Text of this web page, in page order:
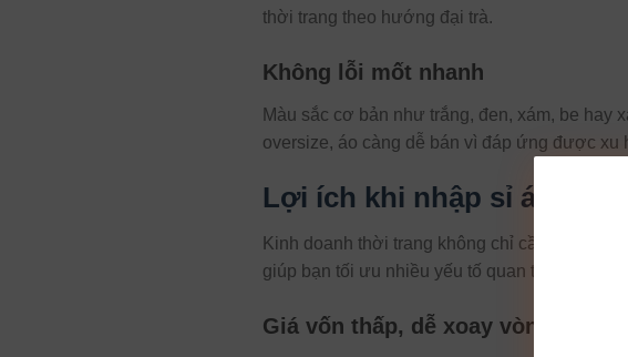
thời trang theo hướng đại trà.
Không lỗi mốt nhanh
Màu sắc cơ bản như trắng, đen, xám, be
oversize, áo càng dễ bán vì đáp ứng được
Lợi ích khi nhập sỉ áo thun
Kinh doanh thời trang không chỉ cần mẫu
giúp bạn tối ưu nhiều yếu tố quan trọng.
Giá vốn thấp, dễ xoay vòng